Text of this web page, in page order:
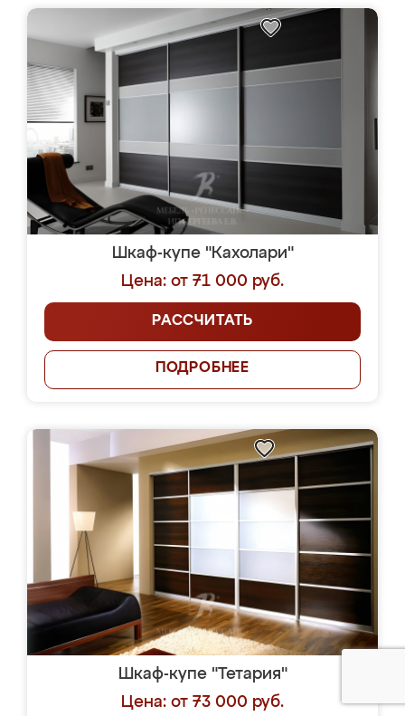
Шкаф-купе "Кахолари"
Цена: от 71 000 руб.
РАССЧИТАТЬ
ПОДРОБНЕЕ
Шкаф-купе "Тетария"
Цена: от 73 000 руб.